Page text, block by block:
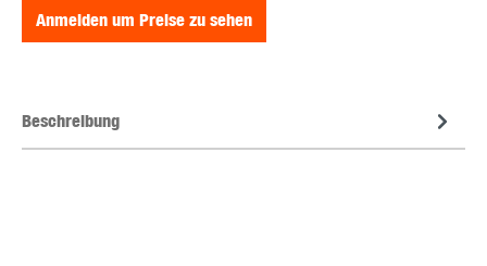
Anmelden um Preise zu sehen
Beschreibung